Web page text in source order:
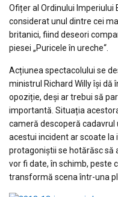
Ofițer al Ordinului Imperiului
considerat unul dintre cei
britanici, fiind deseori
piesei „Puricele în ureche“.
Acțiunea spectacolului se
ministrul Richard Willy își dă
opoziție, deși ar trebui să
importantă. Situația
cameră descoperă
acestui incident ar scoate la
protagoniștii se hotărăsc să
vor fi date, în schimb, peste
transformă scena într-una